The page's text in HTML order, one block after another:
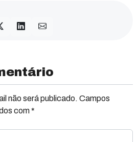
não será publicado. Campos
com *